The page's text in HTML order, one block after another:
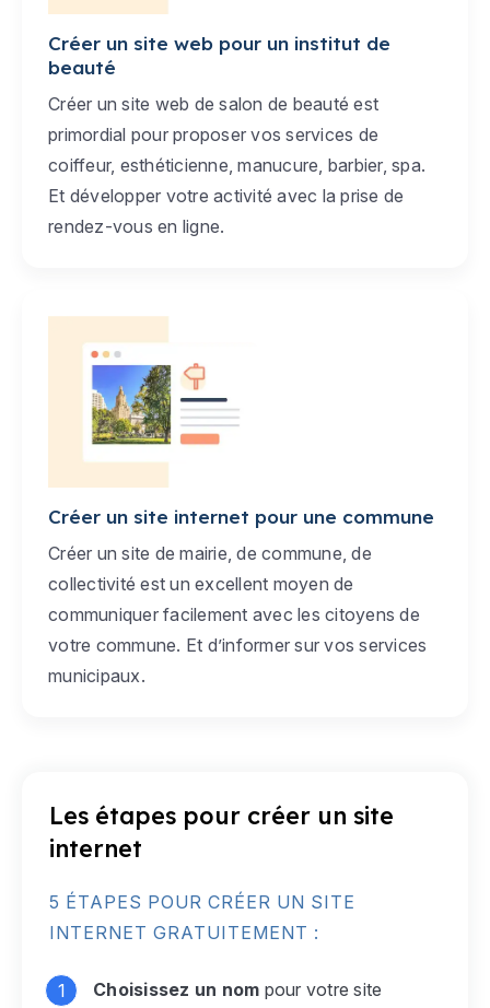
Créer un site web pour un institut de
beauté
Créer un site web de salon de beauté est
primordial pour proposer vos services de
coiffeur, esthéticienne, manucure, barbier, spa.
Et développer votre activité avec la prise de
rendez-vous en ligne.
Créer un site internet pour une commune
Créer un site de mairie, de commune, de
collectivité est un excellent moyen de
communiquer facilement avec les citoyens de
votre commune. Et d’informer sur vos services
municipaux.
Les étapes pour créer un site
internet
5 ÉTAPES POUR CRÉER UN SITE
INTERNET GRATUITEMENT :
Choisissez un nom pour votre site